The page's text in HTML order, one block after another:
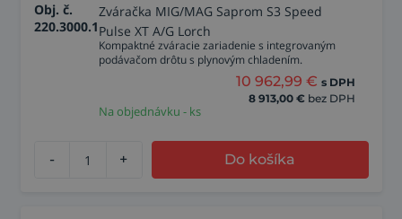
Obj. č.
220.3000.1
Zváračka MIG/MAG Saprom S3 Speed
Pulse XT A/G Lorch
Kompaktné zváracie zariadenie s integrovaným
podávačom drôtu s plynovým chladením.
10 962,99 € s DPH
8 913,00 € bez DPH
Na objednávku - ks
- + Do košíka